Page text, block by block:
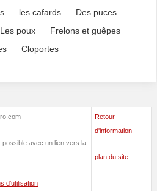
les cafards
Des puces
Les poux
Frelons et guêpes
Cloportes
possible avec un lien vers la
d'utilisation
Retour
d'information
plan du site